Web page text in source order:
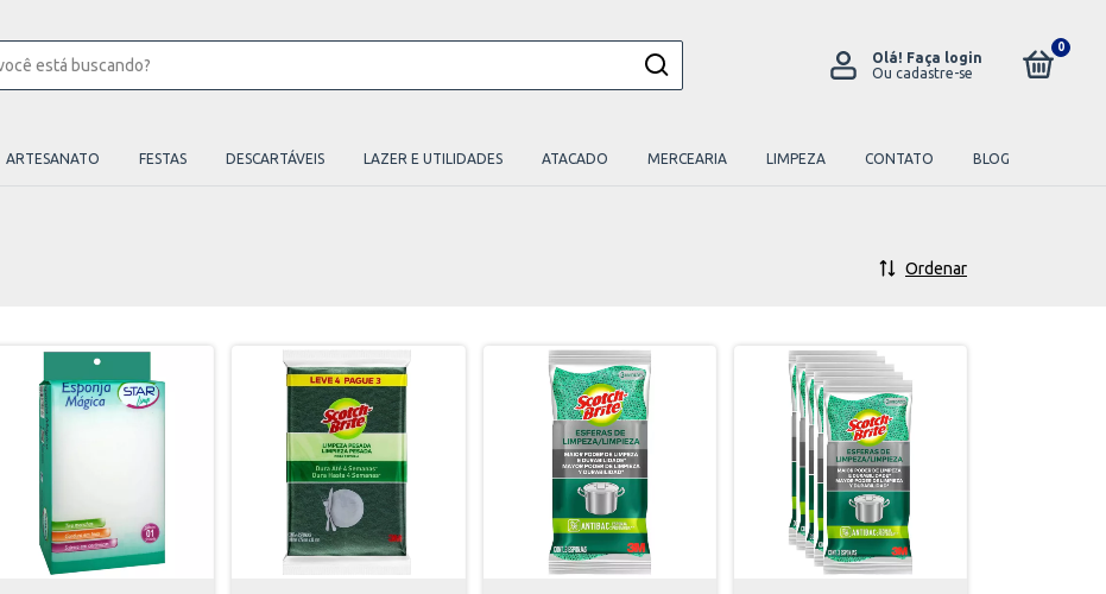
Olá! Faça login
Ou cadastre-se
0
ARTESANATO FESTAS DESCARTÁVEIS LAZER E UTILIDADES ATACADO MERCEARIA LIMPEZA CONTATO BLOG
Ordenar